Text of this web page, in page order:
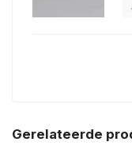
Gerelateerde